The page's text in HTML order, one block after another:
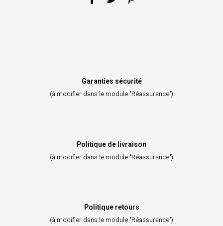
Garanties sécurité
(à modifier dans le module "Réassurance")
Politique de livraison
(à modifier dans le module "Réassurance")
Politique retours
(à modifier dans le module "Réassurance")